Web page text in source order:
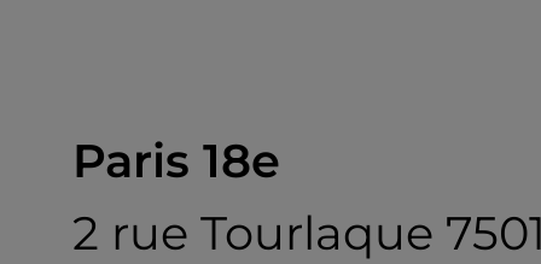
Paris 18e
2 rue Tourlaque